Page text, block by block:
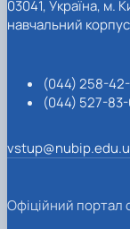
03041, Україна, м.
навчальний
(044) 258-
(044) 527-
Офіційний портал